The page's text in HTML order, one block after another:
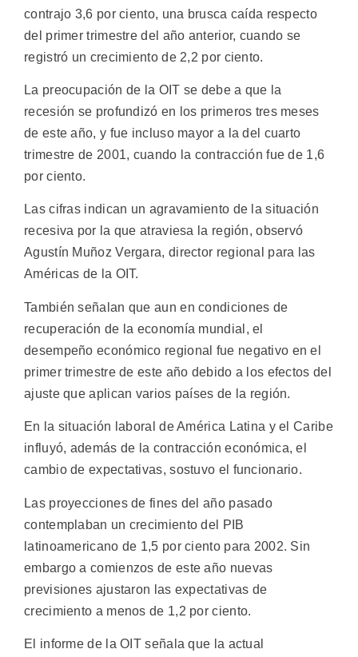
contrajo 3,6 por ciento, una brusca caída respecto
del primer trimestre del año anterior, cuando se
registró un crecimiento de 2,2 por ciento.
La preocupación de la OIT se debe a que la
recesión se profundizó en los primeros tres meses
de este año, y fue incluso mayor a la del cuarto
trimestre de 2001, cuando la contracción fue de 1,6
por ciento.
Las cifras indican un agravamiento de la situación
recesiva por la que atraviesa la región, observó
Agustín Muñoz Vergara, director regional para las
Américas de la OIT.
También señalan que aun en condiciones de
recuperación de la economía mundial, el
desempeño económico regional fue negativo en el
primer trimestre de este año debido a los efectos del
ajuste que aplican varios países de la región.
En la situación laboral de América Latina y el Caribe
influyó, además de la contracción económica, el
cambio de expectativas, sostuvo el funcionario.
Las proyecciones de fines del año pasado
contemplaban un crecimiento del PIB
latinoamericano de 1,5 por ciento para 2002. Sin
embargo a comienzos de este año nuevas
previsiones ajustaron las expectativas de
crecimiento a menos de 1,2 por ciento.
El informe de la OIT señala que la actual